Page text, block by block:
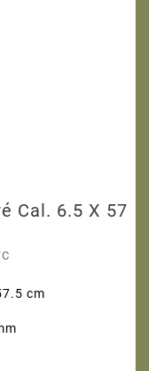
Cal. 6.5 X 57
cm